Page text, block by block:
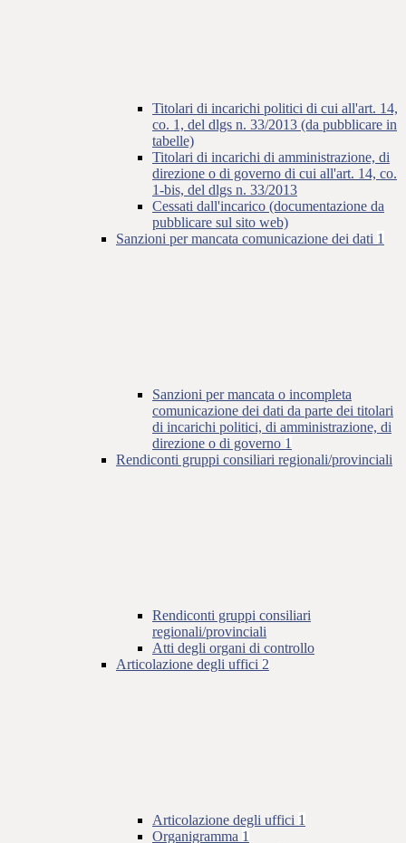
Titolari di incarichi politici di cui all'art. 14,
co. 1, del dlgs n. 33/2013 (da pubblicare in
tabelle)
Titolari di incarichi di amministrazione, di
direzione o di governo di cui all'art. 14, co.
1-bis, del dlgs n. 33/2013
Cessati dall'incarico (documentazione da
pubblicare sul sito web)
Sanzioni per mancata comunicazione dei dati 1
Sanzioni per mancata o incompleta
comunicazione dei dati da parte dei titolari
di incarichi politici, di amministrazione, di
direzione o di governo 1
Rendiconti gruppi consiliari regionali/provinciali
Rendiconti gruppi consiliari
regionali/provinciali
Atti degli organi di controllo
Articolazione degli uffici 2
Articolazione degli uffici 1
Organigramma 1